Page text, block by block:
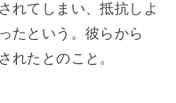
れてしまい、抵抗しよ
たという。彼らから
れたとのこと。